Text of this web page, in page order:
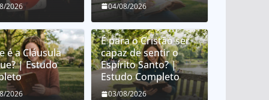
2026 04/08/2026
é a Cláusula
| Estudo
2026
É para o Cristão ser
capaz de sentir o
Espírito Santo? |
Estudo Completo
03/08/2026
Deus distribui